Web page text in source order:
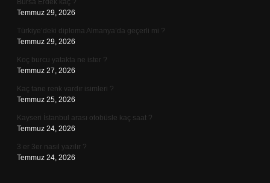
Bursa Erdek kaç ?
Temmuz 29, 2026
Türkiye’deki diploma Almanya’da geçerli mi ?
Temmuz 29, 2026
Koç burcu yatakta ne ister ?
Temmuz 27, 2026
Kaç tane renk vardır isimleri ?
Temmuz 25, 2026
Kayseri İstanbul arası otobüsle kaç saat ?
Temmuz 24, 2026
3 er 3er nasıl yazılır ?
Temmuz 24, 2026